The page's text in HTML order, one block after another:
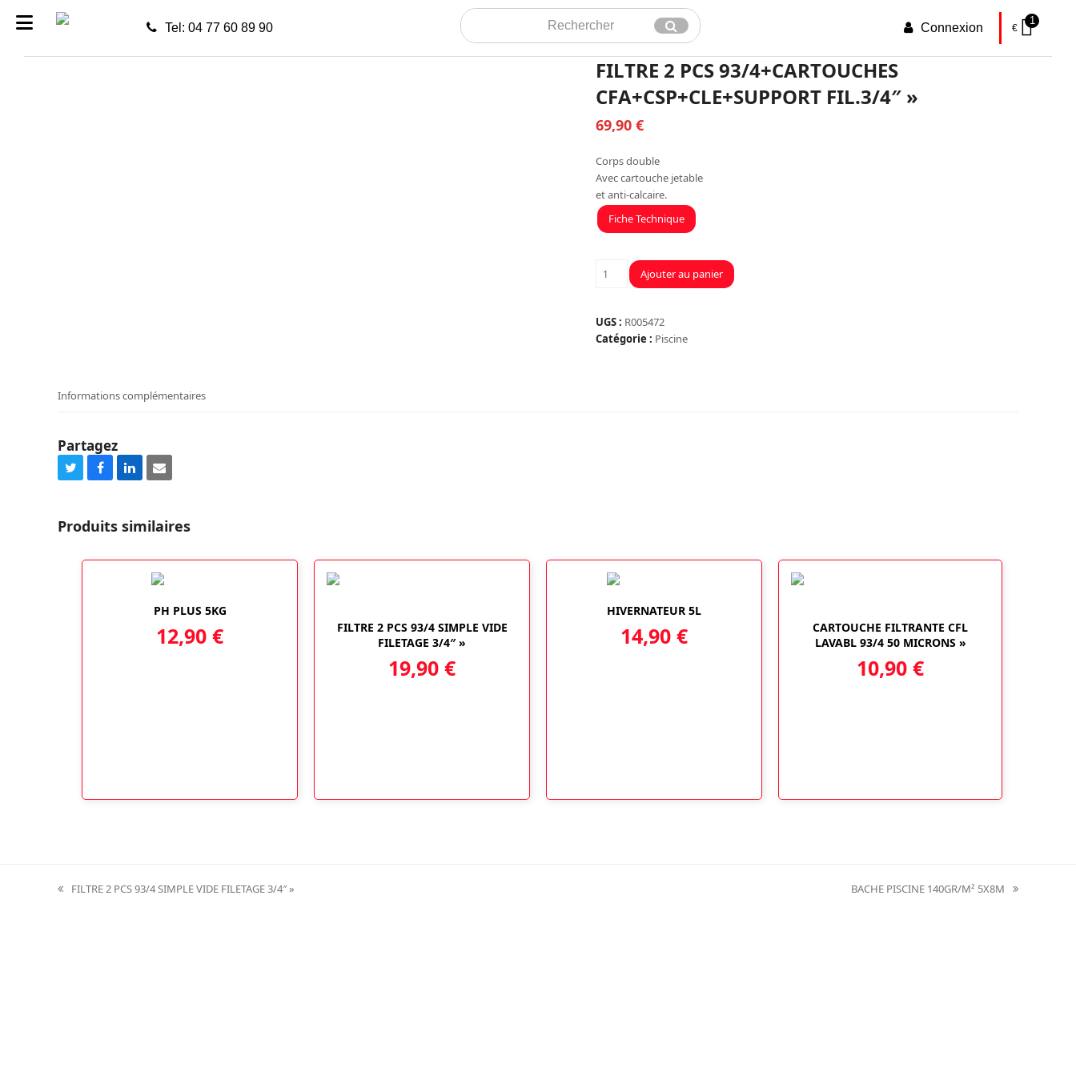
Tel: 04 77 60 89 90
Rechercher
Envoyer Connexion €
1
FILTRE 2 PCS 93/4+CARTOUCHES
CFA+CSP+CLE+SUPPORT FIL.3/4″ »
69,90 €
Corps double
Avec cartouche jetable
et anti-calcaire.
Fiche Technique
quantité
2
PCS
Ajouter au panier
UGS : R005472
Catégorie : Piscine
Informations complémentaires
Partagez
Share
Twitter
Share
Facebook
Share
LinkedIn
Share
Email
Produits similaires
PH PLUS 5KG
12,90 €
FILTRE 2 PCS 93/4 SIMPLE VIDE
FILETAGE 3/4″ »
19,90 €
HIVERNATEUR 5L
14,90 €
CARTOUCHE FILTRANTE CFL
LAVABL 93/4 50 MICRONS »
10,90 €
previous
FILTRE 2 PCS 93/4 SIMPLE VIDE FILETAGE 3/4″ »
next
BACHE PISCINE 140GR/M² 5X8M